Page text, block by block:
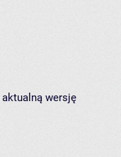
wersję